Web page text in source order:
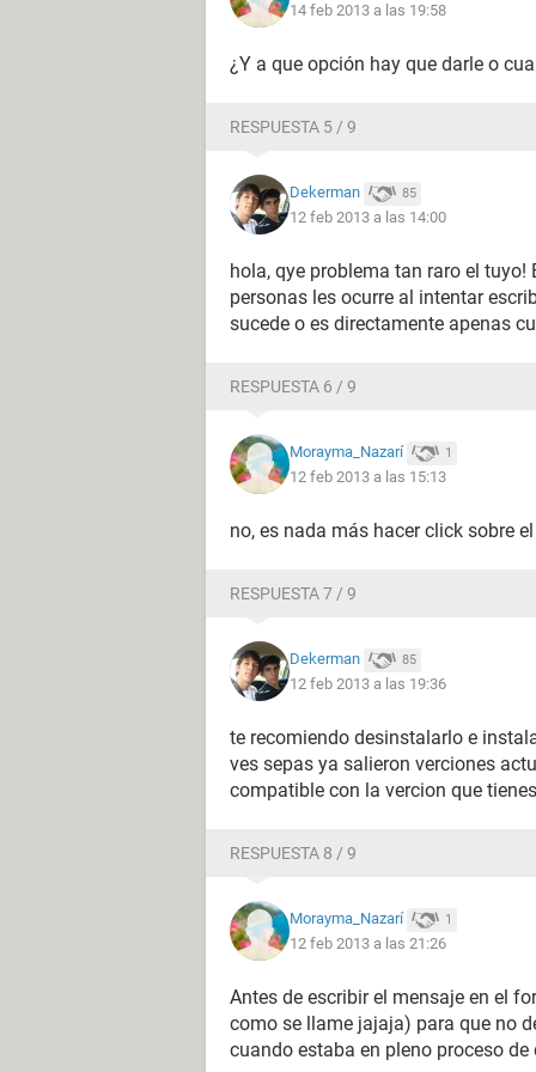
14 feb 2013 a las 19:58
¿Y a que opción hay que darle o
RESPUESTA 5 / 9
Dekerman 85
12 feb 2013 a las 14:00
hola, qye problema tan raro el
personas les ocurre al intentar
sucede o es directamente apenas
RESPUESTA 6 / 9
Morayma_Nazarí 1
12 feb 2013 a las 15:13
no, es nada más hacer click sobre
RESPUESTA 7 / 9
Dekerman 85
12 feb 2013 a las 19:36
te recomiendo desinstalarlo e
ves sepas ya salieron verciones
compatible con la vercion que
RESPUESTA 8 / 9
Morayma_Nazarí 1
12 feb 2013 a las 21:26
Antes de escribir el mensaje en el
como se llame jajaja) para que no
cuando estaba en pleno proceso